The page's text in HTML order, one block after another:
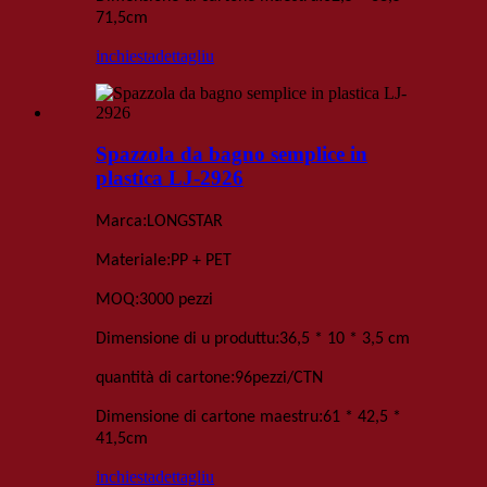
71,5cm
inchiestadettagliu
Spazzola da bagno semplice in
plastica LJ-2926
Marca:LONGSTAR
Materiale:PP + PET
MOQ:3000 pezzi
Dimensione di u produttu:36,5 * 10 * 3,5 cm
quantità di cartone:96pezzi/CTN
Dimensione di cartone maestru:61 * 42,5 *
41,5cm
inchiestadettagliu